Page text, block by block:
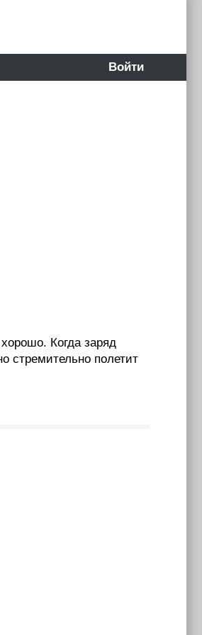
Войти
Когда заряд
стремительно полетит